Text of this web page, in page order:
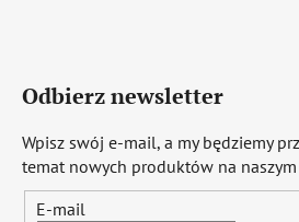
Odbierz newsletter
Wpisz swój e-mail, a my będziemy
temat nowych produktów na
E-mail